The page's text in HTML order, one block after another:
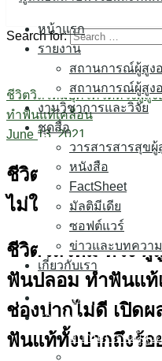
หน้าแรก
รายงาน
สถานการณ์ผู้สูง
สถานการณ์ผู้สูง
งานวิชาการและวิจัย
ชุดสื่อ
วารสารสารสุขผู้
หนังสือ
FactSheet
มัลติมีเดีย
ซอฟต์แวร์
ข่าวและบทความ
เกี่ยวกับเรา
หน้าแรก
รายงาน
สถานการณ์ผู้สูง
Search for:
ชีวิตวิถีใหม่ยุคโควิดห่วงผู้สู
ทำฟันแท้เคลื่อน
June 13, 2021
ชีวิตวิถีใหม่ยุคโควิ
ไม่ใส่ฟันปลอมทำ
ชีวิตวิถีใหม่ ห่วง ผู้
ฟันปลอม ทำฟันแท้
ช่องปากไม่ดี เปิดผ
ฟันแท้ทั้งปากถึงร้อ